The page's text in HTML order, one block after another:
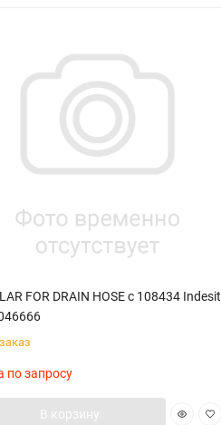
FOR DRAIN HOSE с 108434 Indesit
по запросу
В корзину